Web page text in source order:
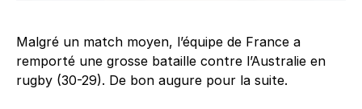
Malgré un match moyen, l’équipe de France a
remporté une grosse bataille contre l’Australie en
rugby (30-29). De bon augure pour la suite.